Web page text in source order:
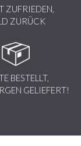
ZUFRIEDEN,
ZURÜCK
BESTELLT,
GELIEFERT!